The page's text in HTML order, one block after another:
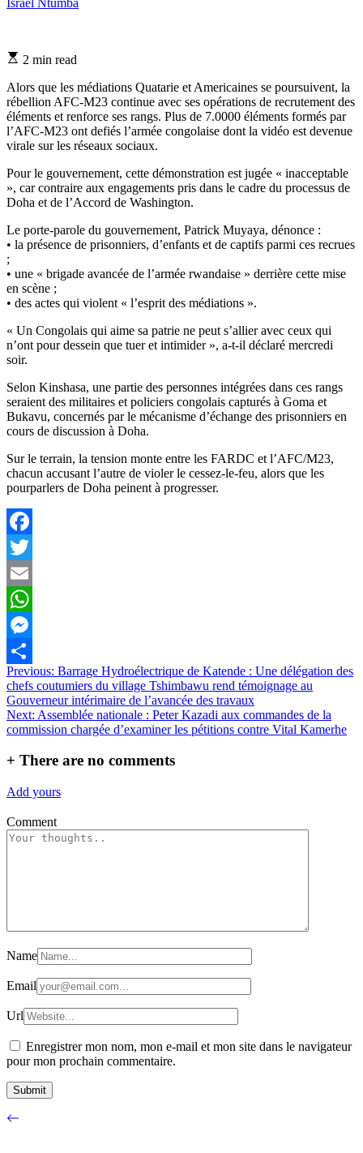
Estimated
time
2 min read
Alors que les médiations Quatarie et Americaines se poursuivent, la
rébellion AFC-M23 continue avec ses opérations de recrutement des
éléments et renforce ses rangs. Plus de 7.0000 éléments formés par
l’AFC-M23 ont defiés l’armée congolaise dont la vidéo est devenue
virale sur les réseaux sociaux.
Pour le gouvernement, cette démonstration est jugée « inacceptable
», car contraire aux engagements pris dans le cadre du processus de
Doha et de l’Accord de Washington.
Le porte-parole du gouvernement, Patrick Muyaya, dénonce :
• la présence de prisonniers, d’enfants et de captifs parmi ces recrues
;
• une « brigade avancée de l’armée rwandaise » derrière cette mise
en scène ;
• des actes qui violent « l’esprit des médiations ».
« Un Congolais qui aime sa patrie ne peut s’allier avec ceux qui
n’ont pour dessein que tuer et intimider », a-t-il déclaré mercredi
soir.
Selon Kinshasa, une partie des personnes intégrées dans ces rangs
seraient des militaires et policiers congolais capturés à Goma et
Bukavu, concernés par le mécanisme d’échange des prisonniers en
cours de discussion à Doha.
Sur le terrain, la tension monte entre les FARDC et l’AFC/M23,
chacun accusant l’autre de violer le cessez-le-feu, alors que les
pourparlers de Doha peinent à progresser.
Facebook
Twitter
Email
WhatsApp
Messenger
Partager
Navigation
de
l’article
Previous: Barrage Hydroélectrique de Katende : Une délégation des
chefs coutumiers du village Tshimbawu rend témoignage au
Gouverneur intérimaire de l’avancée des travaux
Next: Assemblée nationale : Peter Kazadi aux commandes de la
commission chargée d’examiner les pétitions contre Vital Kamerhe
+ There are no comments
Add yours
Comment
Name
Email
Url
Enregistrer mon nom, mon e-mail et mon site dans le navigateur
pour mon prochain commentaire.